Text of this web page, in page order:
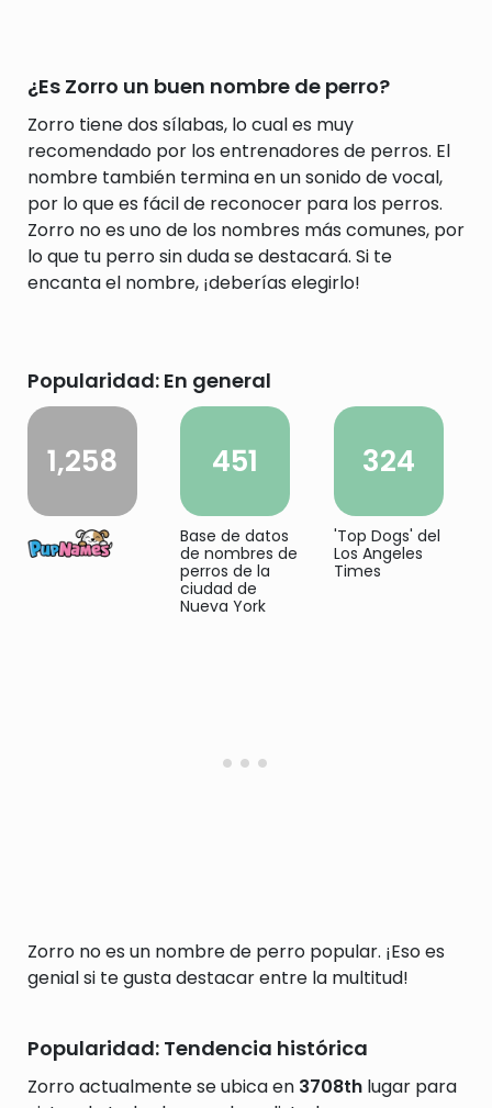
¿Es Zorro un buen nombre de perro?
Zorro tiene dos sílabas, lo cual es muy
recomendado por los entrenadores de perros. El
nombre también termina en un sonido de vocal,
por lo que es fácil de reconocer para los perros.
Zorro no es uno de los nombres más comunes, por
lo que tu perro sin duda se destacará. Si te
encanta el nombre, ¡deberías elegirlo!
Popularidad: En general
1,258 451
Base de datos
de nombres de
perros de la
ciudad de
Nueva York
324
'Top Dogs' del
Los Angeles
Times
Zorro no es un nombre de perro popular. ¡Eso es
genial si te gusta destacar entre la multitud!
Popularidad: Tendencia histórica
Zorro actualmente se ubica en 3708th lugar para